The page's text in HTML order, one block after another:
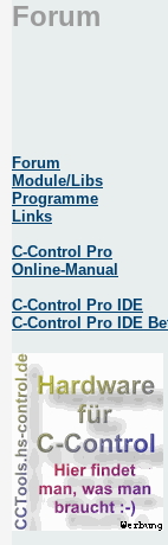
Forum
Forum
Module/Libs
Programme
Links
C-Control Pro
Online-Manual
C-Control Pro IDE
C-Control Pro IDE